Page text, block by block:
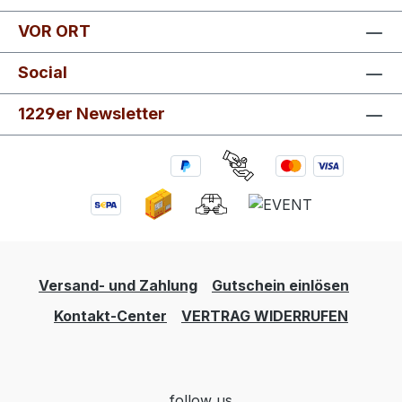
Kombination aus Schweinefleisch,
Tomatenmark, Zwiebeln und Gewürzen sorgt für
einen kräftigen und ausgewogenen Geschmack,
der hervorragend zu klassischen Nudelgerichten
Note und die angenehme Konsistenz. Durch die
kann jederzeit schnell zubereitet werden. Damit
eignet sich die Bolognese ideal für den Alltag, für
Bolognese-Sauce mit Fleisch Schnelle und
einfache Zubereitung Lange haltbar in der
Glaskonserve Perfekt zu Pasta oder anderen
VOR ORT
Social
1229er Newsletter
Versand- und Zahlung
Gutschein einlösen
Kontakt-Center
VERTRAG WIDERRUFEN